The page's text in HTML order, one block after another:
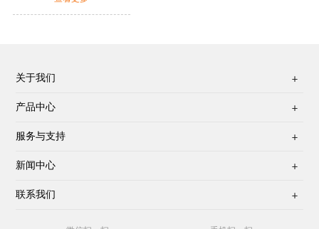
关于我们 
产品中心 
服务与支持 
新闻中心 
联系我们 